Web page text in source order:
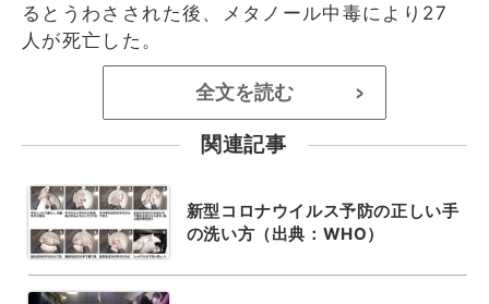
るとうわさされた後、メタノール中毒により27
人が死亡した。
全文を読む >
関連記事
新型コロナウイルス予防の正しい手
の洗い方（出典：WHO）